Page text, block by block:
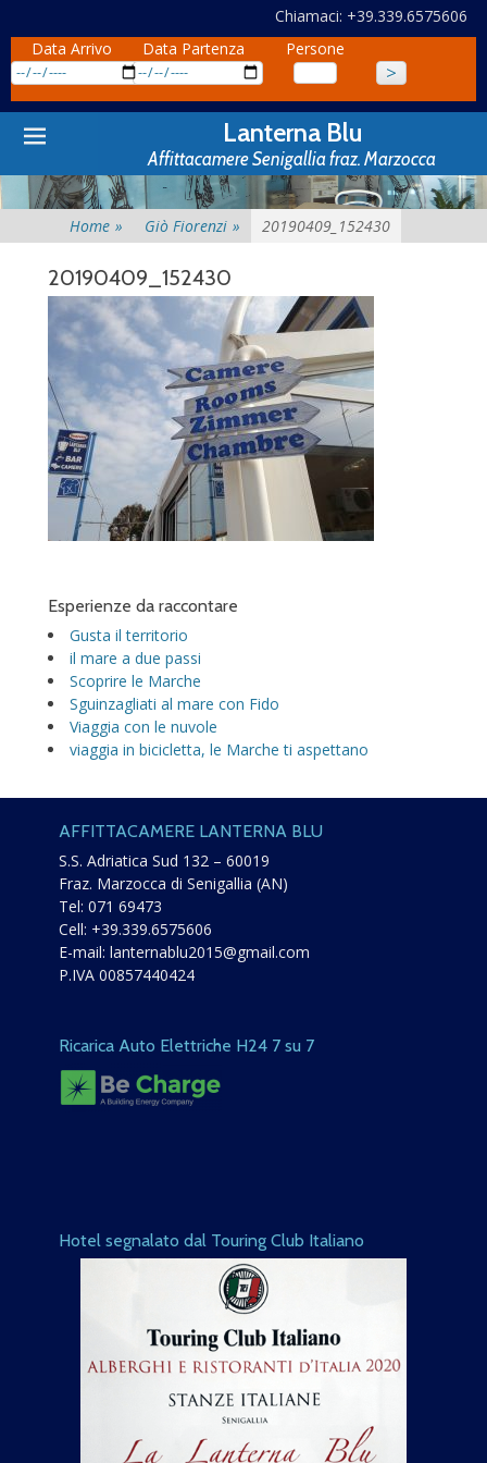
Chiamaci: +39.339.6575606
Data Arrivo
Data Partenza Persone
Primary
Menu
Skip
to
Lanterna Blu
Affittacamere Senigallia fraz. Marzocca
Home » Giò Fiorenzi » 20190409_152430
20190409_152430
Esperienze da raccontare
Gusta il territorio
il mare a due passi
Scoprire le Marche
Sguinzagliati al mare con Fido
Viaggia con le nuvole
viaggia in bicicletta, le Marche ti aspettano
AFFITTACAMERE LANTERNA BLU
S.S. Adriatica Sud 132 – 60019
Fraz. Marzocca di Senigallia (AN)
Tel: 071 69473
Cell: +39.339.6575606
E-mail: lanternablu2015@gmail.com
P.IVA 00857440424
Ricarica Auto Elettriche H24 7 su 7
Hotel segnalato dal Touring Club Italiano